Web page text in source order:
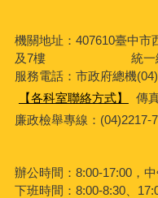
機關地址：407610臺中市
及7樓 統一編號
服務電話：市政府總機
【各科室聯絡方式】
傳
廉政檢舉專線：(04)2217-
辦公時間：8:00-17:00，
下班時間：8:00-8:30、